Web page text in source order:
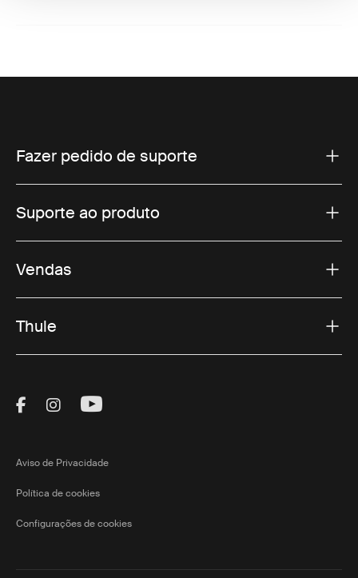
Fazer pedido de suporte
Suporte ao produto
Vendas
Thule
Visit Thule on Facebook (external link)
Visit Thule on Instagram (external link)
Visit Thule on Youtube (external
Aviso de Privacidade
Política de cookies
Configurações de cookies